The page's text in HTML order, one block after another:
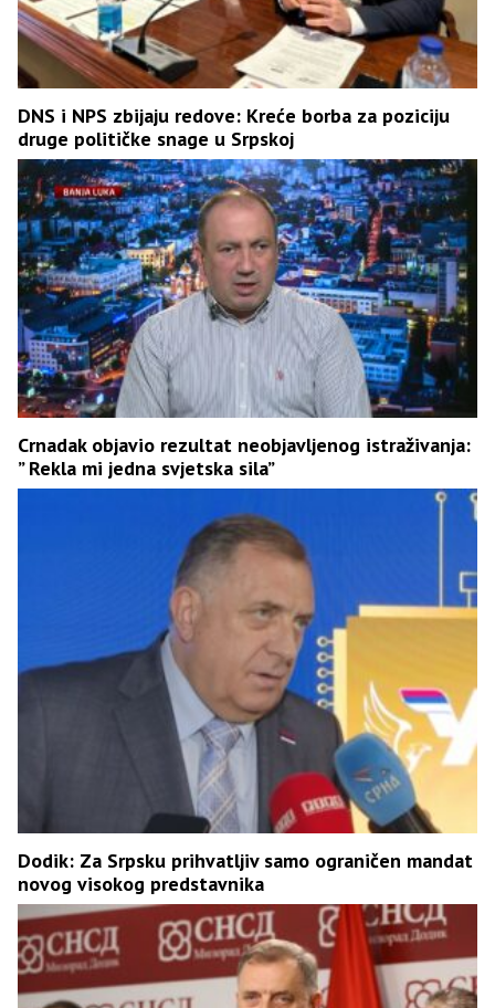
DNS i NPS zbijaju redove: Kreće borba za poziciju
druge političke snage u Srpskoj
Crnadak objavio rezultat neobjavljenog istraživanja:
” Rekla mi jedna svjetska sila”
Dodik: Za Srpsku prihvatljiv samo ograničen mandat
novog visokog predstavnika